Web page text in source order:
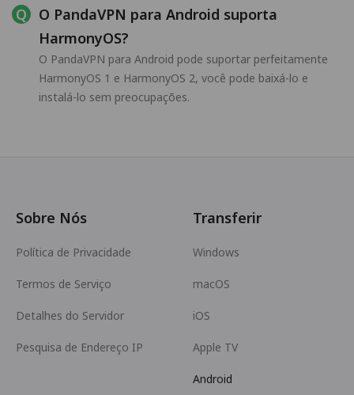
O PandaVPN para Android suporta
HarmonyOS?
O PandaVPN para Android pode suportar perfeitamente
HarmonyOS 1 e HarmonyOS 2, você pode baixá-lo e
instalá-lo sem preocupações.
Sobre Nós
Política de Privacidade
Termos de Serviço
Detalhes do Servidor
Pesquisa de Endereço IP
Transferir
Windows
macOS
iOS
Apple TV
Android